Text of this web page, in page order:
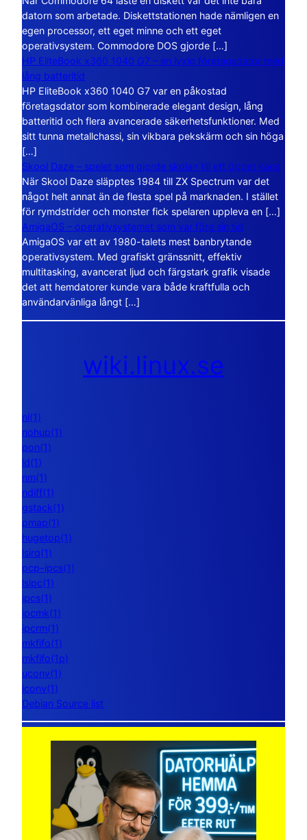
datorn som arbetade. Diskettstationen hade nämligen en
egen processor, ett eget minne och ett eget
operativsystem. Commodore DOS gjorde […]
HP EliteBook x360 1040 G7 – en lyxig företagsdator med
lång batteritid
HP EliteBook x360 1040 G7 var en påkostad
företagsdator som kombinerade elegant design, lång
batteritid och flera avancerade säkerhetsfunktioner. Med
sitt tunna metallchassi, sin vikbara pekskärm och sin höga
[…]
Skool Daze – spelet som gjorde skolan till ett öppet kaos
När Skool Daze släpptes 1984 till ZX Spectrum var det
något helt annat än de flesta spel på marknaden. I stället
för rymdstrider och monster fick spelaren uppleva en […]
AmigaOS – operativsystemet som var före sin tid
AmigaOS var ett av 1980-talets mest banbrytande
operativsystem. Med grafiskt gränssnitt, effektiv
multitasking, avancerat ljud och färgstark grafik visade
det att hemdatorer kunde vara både kraftfulla och
användarvänliga långt […]
wiki.linux.se
nl(1)
nohup(1)
pon(1)
ld(1)
nm(1)
ndiff(1)
gstack(1)
pmap(1)
hugetop(1)
lsirq(1)
pcp-ipcs(1)
lsipc(1)
ipcs(1)
ipcmk(1)
ipcrm(1)
mkfifo(1)
mkfifo(1p)
uconv(1)
iconv(1)
Debian Source list